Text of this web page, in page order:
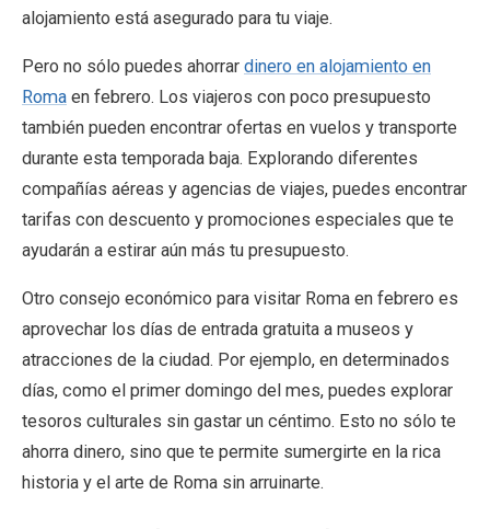
alojamiento está asegurado para tu viaje.
Pero no sólo puedes ahorrar dinero en alojamiento en
Roma en febrero. Los viajeros con poco presupuesto
también pueden encontrar ofertas en vuelos y transporte
durante esta temporada baja. Explorando diferentes
compañías aéreas y agencias de viajes, puedes encontrar
tarifas con descuento y promociones especiales que te
ayudarán a estirar aún más tu presupuesto.
Otro consejo económico para visitar Roma en febrero es
aprovechar los días de entrada gratuita a museos y
atracciones de la ciudad. Por ejemplo, en determinados
días, como el primer domingo del mes, puedes explorar
tesoros culturales sin gastar un céntimo. Esto no sólo te
ahorra dinero, sino que te permite sumergirte en la rica
historia y el arte de Roma sin arruinarte.